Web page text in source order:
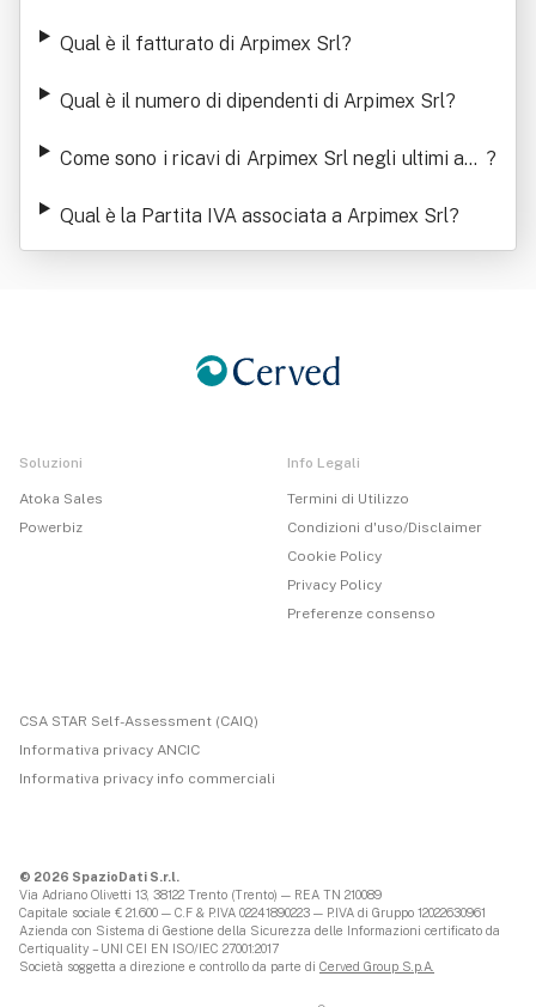
Qual è il fatturato di Arpimex Srl?
Qual è il numero di dipendenti di Arpimex Srl?
Come sono i ricavi di Arpimex Srl negli ultimi ann ?
Qual è la Partita IVA associata a Arpimex Srl?
Soluzioni
Atoka Sales
Powerbiz
Info Legali
Termini di Utilizzo
Condizioni d'uso/Disclaimer
Cookie Policy
Privacy Policy
Preferenze consenso
CSA STAR Self-Assessment (CAIQ)
Informativa privacy ANCIC
Informativa privacy info commerciali
© 2026 SpazioDati S.r.l.
Via Adriano Olivetti 13, 38122 Trento (Trento) — REA TN 210089
Capitale sociale € 21.600 — C.F & P.IVA 02241890223 — P.IVA di Gruppo 12022630961
Azienda con Sistema di Gestione della Sicurezza delle Informazioni certificato da
Certiquality – UNI CEI EN ISO/IEC 27001:2017
Società soggetta a direzione e controllo da parte di Cerved Group S.p.A.